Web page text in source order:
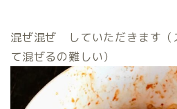
混ぜ混ぜ していただきます（
て混ぜるの難しい）